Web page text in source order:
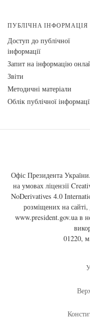
ПУБЛІЧНА ІНФОРМАЦІЯ
Доступ до публічної
інформації
Запит на інформацію
Звіти
Методичні матеріали
Облік публічної
Офіс Президента
на умовах ліцензії
NoDerivatives 4.0
розміщених на
www.president.gov.uaв
01220,